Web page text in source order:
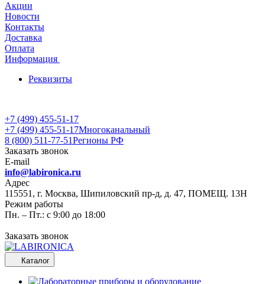
Акции
Новости
Контакты
Доставка
Оплата
Информация
Реквизиты
+7 (499) 455-51-17
+7 (499) 455-51-17Многоканальный
8 (800) 511-77-51Регионы РФ
Заказать звонок
E-mail
info@labironica.ru
Адрес
115551, г. Москва, Шипиловский пр-д, д. 47, ПОМЕЩ. 13Н
Режим работы
Пн. – Пт.: с 9:00 до 18:00
Заказать звонок
Каталог